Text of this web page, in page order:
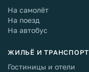
На самолёт
На поезд
На автобус
ЖИЛЬЁ И ТРАНСПОРТ
Гостиницы и отели